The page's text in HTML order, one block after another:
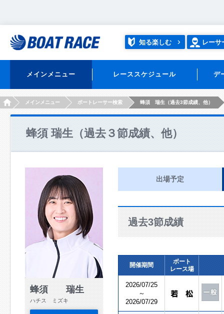
知る楽しむ レーサ
メインメニュー レーススケジュール デ
HOMEメインメニュー ボートレーサー検索 蜂須 瑞生（過去3節成績、他）
蜂須 瑞生（過去３節成績、他）
蜂須 瑞生
ハチス ミズキ
出場予定
過去3節成績
開催期間
ボート
レース場
2026/07/25
～
2026/07/29